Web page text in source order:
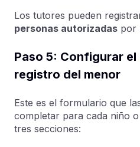
Los tutores pueden
personas autorizadas por
Paso 5: Configurar
registro del menor
Este es el formulario que
completar para cada niño
tres secciones: